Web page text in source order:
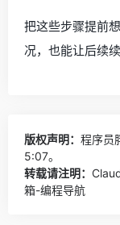
把这些步骤提前
况，也能让后续
版权声明： 程序员
5:07。
转载请注明：
箱-编程导航